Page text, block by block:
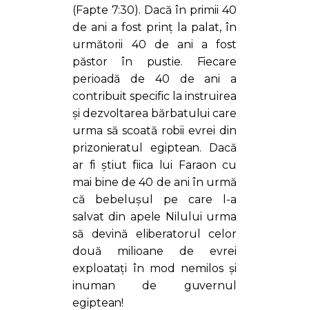
(Fapte 7:30). Dacă în primii 40
de ani a fost prinț la palat, în
următorii 40 de ani a fost
păstor în pustie. Fiecare
perioadă de 40 de ani a
contribuit specific la instruirea
și dezvoltarea bărbatului care
urma să scoată robii evrei din
prizonieratul egiptean. Dacă
ar fi știut fiica lui Faraon cu
mai bine de 40 de ani în urmă
că bebelușul pe care l-a
salvat din apele Nilului urma
să devină eliberatorul celor
două milioane de evrei
exploatați în mod nemilos și
inuman de guvernul
egiptean!